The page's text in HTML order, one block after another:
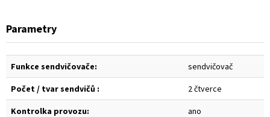
Parametry
Funkce sendvičovače: sendvičovač
Počet / tvar sendvičů : 2 čtverce
Kontrolka provozu: ano